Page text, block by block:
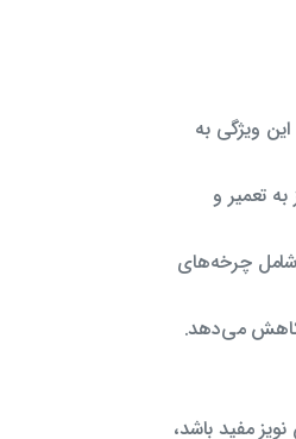
ویژگی به
به تعمیر و
شامل چرخه‌های
کاهش می‌دهد.
مفید باشد،